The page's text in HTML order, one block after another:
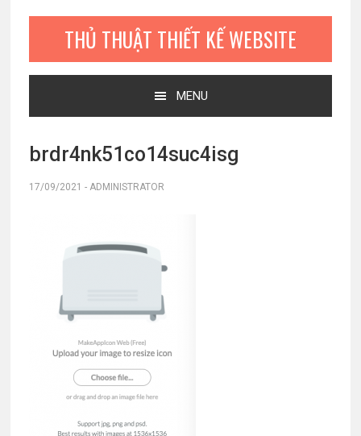
THỦ THUẬT THIẾT KẾ WEBSITE
MENU
brdr4nk51co14suc4isg
17/09/2021 - ADMINISTRATOR